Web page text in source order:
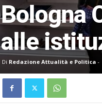
Bologna
alle
Di Redazione Attualità e Politica -